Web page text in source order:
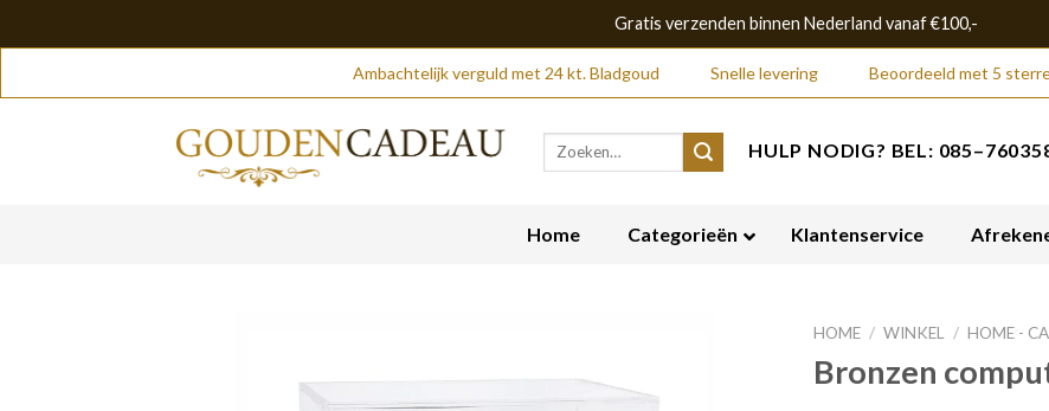
Gratis verzenden binnen Nederland vanaf €100,-
Ambachtelijk verguld met 24 kt. Bladgoud Snelle levering Beoordeeld met 5
Zoeken
HULP NODIG? BEL:
Home Categorieën Klantenservice
HOME / WINKEL / HOME -
Bronzen